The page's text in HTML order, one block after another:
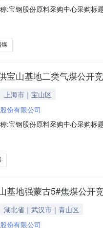
:宝钢股份原料采购中心采购标
煤
宝山基地二类气煤公开
上海市｜宝山区
份有限公司
:宝钢股份原料采购中心采购标
基地强蒙古5#焦煤公开
湖北省｜武汉市｜青山区
份有限公司